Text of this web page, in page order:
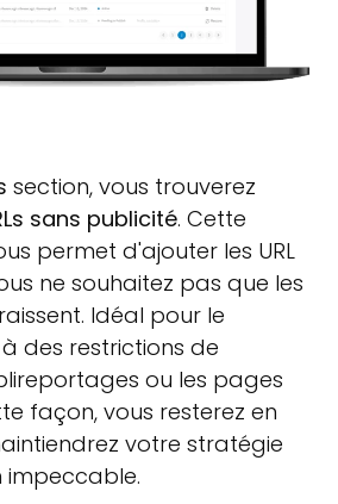
section, vous trouverez
sans publicité. Cette
permet d'ajouter les URL
ne souhaitez pas que les
Idéal pour le
des restrictions de
ou les pages
façon, vous resterez en
votre stratégie
impeccable.